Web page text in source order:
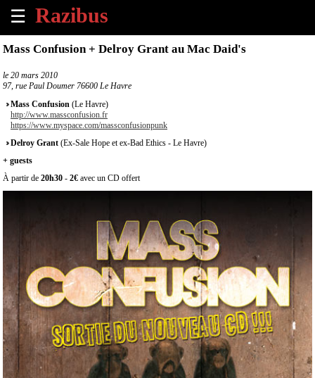
☰
×
Tous
les
évènements
à
venir
propos
Mass Confusion + Delroy Grant au Mac Daid's
le 20 mars 2010
97, rue Paul Doumer 76600 Le Havre
Mass Confusion (Le Havre)
http://www.massconfusion.fr
https://www.myspace.com/massconfusionpunk
Delroy Grant (Ex-Sale Hope et ex-Bad Ethics - Le Havre)
+ guests
À partir de 20h30 - 2€ avec un CD offert